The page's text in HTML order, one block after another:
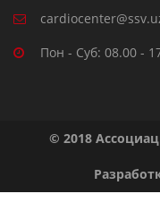
Пон - Суб: 08.00 -
© 2018